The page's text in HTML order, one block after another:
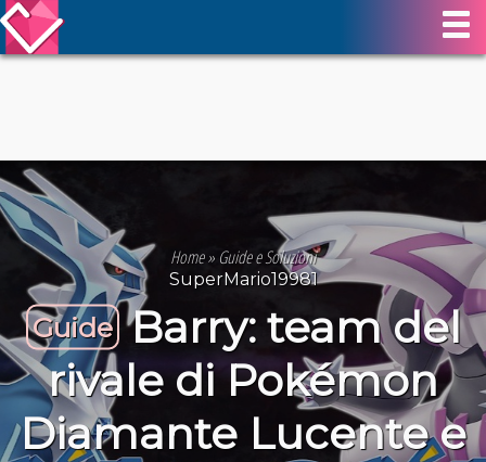
Home» Guide e Soluzioni
SuperMario19981
Guide Barry: team del
rivale di Pokémon
Diamante Lucente e